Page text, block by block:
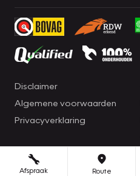
Afspraak Route
Disclaimer
Algemene voorwaarden
Privacyverklaring